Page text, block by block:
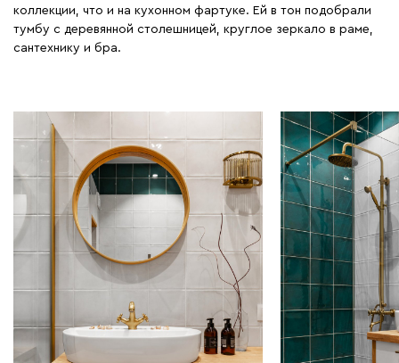
коллекции, что и на кухонном фартуке. Ей в тон подобрали
тумбу с деревянной столешницей, круглое зеркало в раме,
сантехнику и бра.